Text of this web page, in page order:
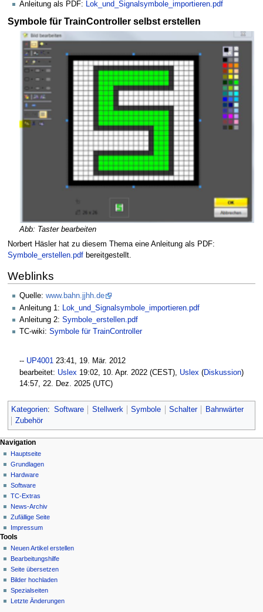
Anleitung als PDF: Lok_und_Signalsymbole_importieren.pdf
Symbole für TrainController selbst erstellen
Abb: Taster bearbeiten
Norbert Häsler hat zu diesem Thema eine Anleitung als PDF:
Symbole_erstellen.pdfbereitgestellt.
Weblinks
Quelle: www.bahn.jjhh.de
Anleitung 1:
Lok_und_Signalsymbole_importieren.pdf
Anleitung 2: Symbole_erstellen.pdf
TC-wiki: Symbole für TrainController
-- UP4001 23:41, 19. Mär. 2012‎
bearbeitet: Uslex 19:02, 10. Apr. 2022 (CEST), Uslex (Diskussion)
14:57, 22. Dez. 2025 (UTC)
Kategorien: Software Stellwerk Symbole Schalter
Bahnwärter
Zubehör
N
a
v
g
a
i
o
n
s
m
e
Seitenaktionen
Seite
Diskussion
Lesen
Quelltext
anzeigen
Versionsgeschichte
Meine Werkzeuge
Deutsch
Anmelden
Navigation
Hauptseite
Grundlagen
Hardware
Software
TC-Extras
News-Archiv
Zufällige Seite
Impressum
Tools
Neuen Artikel erstellen
Bearbeitungshilfe
Seite übersetzen
Bilder hochladen
Spezialseiten
Letzte Änderungen